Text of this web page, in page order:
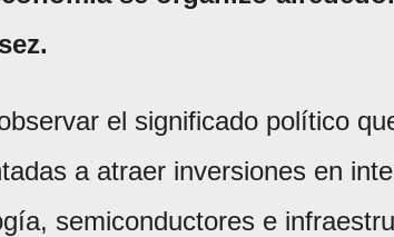
el significado político
a atraer inversiones en
semiconductores e